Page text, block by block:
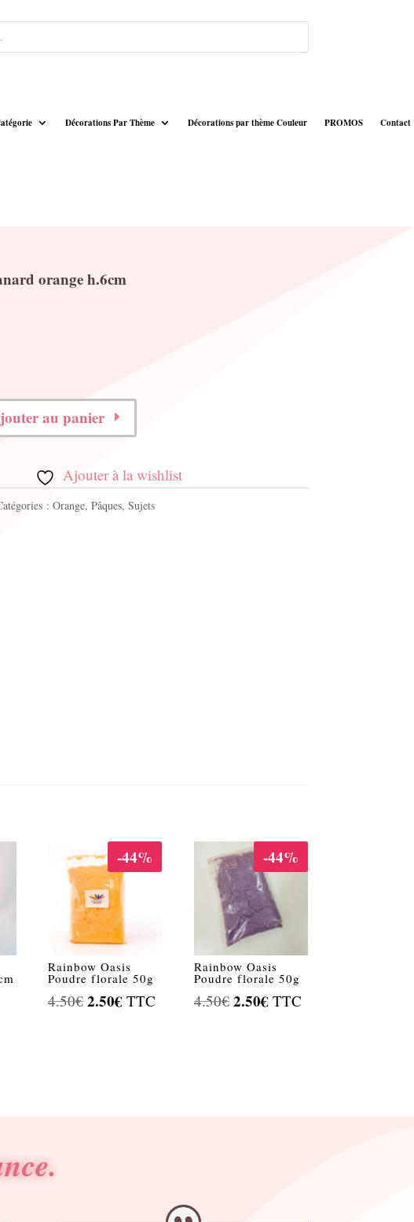
Décorations Par Thème Décorations par thème Couleur PROMOS Contact
orange h.6cm
au panier
Ajouter à la wishlist
: Orange, Pâques, Sujets
-44%
Rainbow Oasis
Poudre florale 50g
4.50€Le
2.50€ Le
TTC
-44%
Rainbow Oasis
Poudre florale 50g
4.50€Le
2.50€ Le
TTC